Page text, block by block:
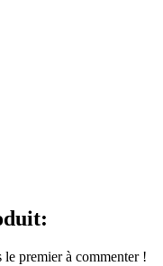
premier à commenter !